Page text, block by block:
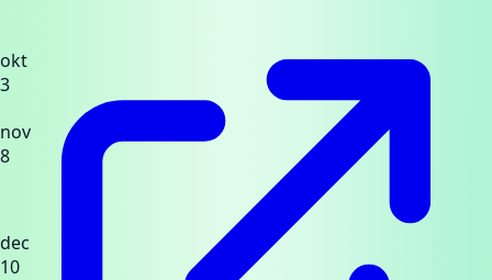
okt
3
nov
8
dec
10